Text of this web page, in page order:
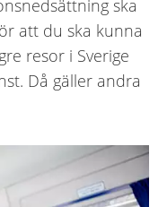
ska
att du ska kunna
resor i Sverige
Då gäller andra